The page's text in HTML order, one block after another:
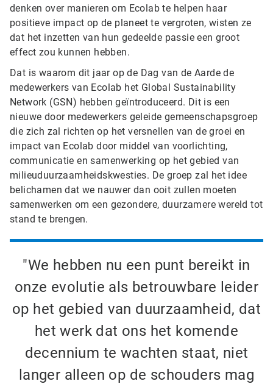
denken over manieren om Ecolab te helpen haar
positieve impact op de planeet te vergroten, wisten ze
dat het inzetten van hun gedeelde passie een groot
effect zou kunnen hebben.
Dat is waarom dit jaar op de Dag van de Aarde de
medewerkers van Ecolab het Global Sustainability
Network (GSN) hebben geïntroduceerd. Dit is een
nieuwe door medewerkers geleide gemeenschapsgroep
die zich zal richten op het versnellen van de groei en
impact van Ecolab door middel van voorlichting,
communicatie en samenwerking op het gebied van
milieuduurzaamheidskwesties. De groep zal het idee
belichamen dat we nauwer dan ooit zullen moeten
samenwerken om een gezondere, duurzamere wereld tot
stand te brengen.
"We hebben nu een punt bereikt in
onze evolutie als betrouwbare leider
op het gebied van duurzaamheid, dat
het werk dat ons het komende
decennium te wachten staat, niet
langer alleen op de schouders mag